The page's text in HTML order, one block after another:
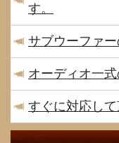
す。
サブウーファ
オーディオ一
すぐに対応して